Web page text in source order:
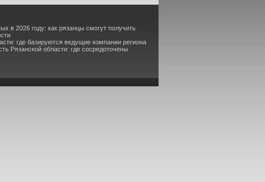
в 2026 году: как рязанцы смогут получить
где базируются ведущие компании региона
Рязанской области: где сосредоточены